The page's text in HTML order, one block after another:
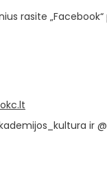
rasite „Facebook“
ir